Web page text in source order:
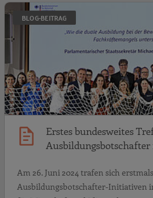
BLOG-BEITRAG
Erstes bundesweites
Am 26. Juni 2024 trafen sich
Ausbildungsbotschafter-Initiativen